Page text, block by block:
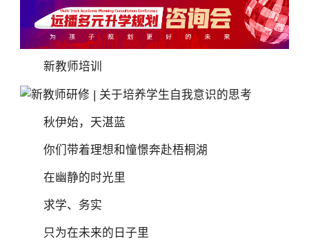
新教师培训
秋伊始，天湛蓝
你们带着理想和憧憬奔赴梧桐湖
在幽静的时光里
求学、务实
只为在未来的日子里